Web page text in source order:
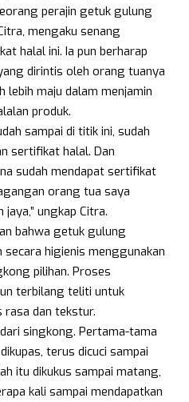
perajin getuk gulung
mengaku senang
halal ini. Ia pun berharap
dirintis oleh orang tuanya
lebih maju dalam menjamin
produk.
sampai di titik ini, sudah
sertifikat halal. Dan
sudah mendapat sertifikat
orang tua saya
ungkap Citra.
bahwa getuk gulung
secara higienis menggunakan
pilihan. Proses
terbilang teliti untuk
rasa dan tekstur.
singkong. Pertama-tama
terus dicuci sampai
itu dikukus sampai matang,
kali sampai mendapatkan